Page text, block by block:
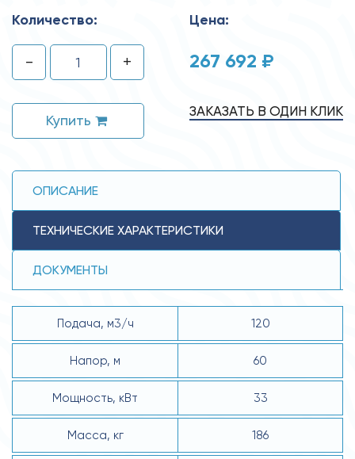
Количество:
- +
Купить
Цена:
267 692 ₽
ЗАКАЗАТЬ В ОДИН КЛИК
ОПИСАНИЕ
ТЕХНИЧЕСКИЕ ХАРАКТЕРИСТИКИ
ДОКУМЕНТЫ
Подача, м3/ч 120
Напор, м 60
Мощность, кВт 33
Масса, кг 186